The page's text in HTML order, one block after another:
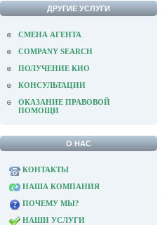
ДРУГИЕ УСЛУГИ
СМЕНА АГЕНТА
COMPANY SEARCH
ПОЛУЧЕНИЕ КИО
КОНСУЛЬТАЦИИ
ОКАЗАНИЕ ПРАВОВОЙ
ПОМОЩИ
О НАС
КОНТАКТЫ
НАША КОМПАНИЯ
ПОЧЕМУ МЫ?
НАШИ УСЛУГИ